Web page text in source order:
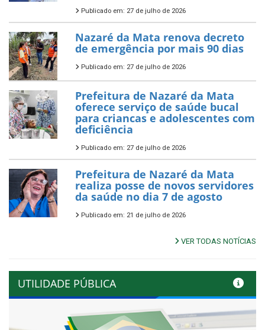
Publicado em: 27 de julho de 2026
Nazaré da Mata renova decreto
de emergência por mais 90 dias
Publicado em: 27 de julho de 2026
Prefeitura de Nazaré da Mata
oferece serviço de saúde bucal
para criancas e adolescentes com
deficiência
Publicado em: 27 de julho de 2026
Prefeitura de Nazaré da Mata
realiza posse de novos servidores
da saúde no dia 7 de agosto
Publicado em: 21 de julho de 2026
VER TODAS NOTÍCIAS
UTILIDADE PÚBLICA